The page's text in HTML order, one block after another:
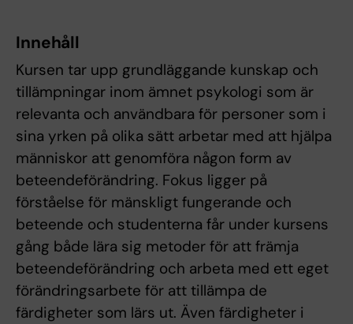
Innehåll
Kursen tar upp grundläggande kunskap och
tillämpningar inom ämnet psykologi som är
relevanta och användbara för personer som i
sina yrken på olika sätt arbetar med att hjälpa
människor att genomföra någon form av
beteendeförändring. Fokus ligger på
förståelse för mänskligt fungerande och
beteende och studenterna får under kursens
gång både lära sig metoder för att främja
beteendeförändring och arbeta med ett eget
förändringsarbete för att tillämpa de
färdigheter som lärs ut. Även färdigheter i